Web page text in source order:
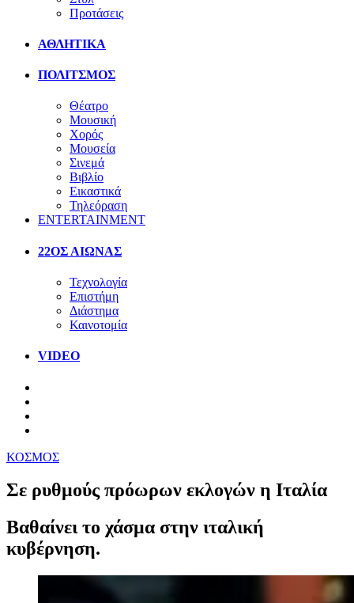
Προτάσεις
ΑΘΛΗΤΙΚΑ
ΠΟΛΙΤΣΜΟΣ
Θέατρο
Μουσική
Χορός
Μουσεία
Σινεμά
Βιβλίο
Εικαστικά
Τηλεόραση
ENTERTAINMENT
22ΟΣ ΑΙΩΝΑΣ
Τεχνολογία
Επιστήμη
Διάστημα
Καινοτομία
VIDEO
ΚΟΣΜΟΣ
Σε ρυθμούς πρόωρων εκλογών η Ιταλία
Βαθαίνει το χάσμα στην ιταλική
κυβέρνηση.